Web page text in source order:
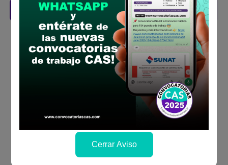
Descarga aquí las Bases
Cerrar Aviso